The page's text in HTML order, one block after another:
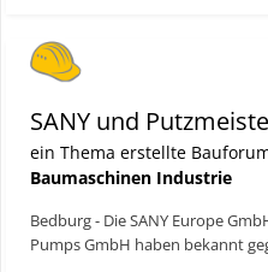
SANY und
ein Thema erstellte
Baumaschinen Industrie
Bedburg - Die SANY Europe
Pumps GmbH haben bekannt